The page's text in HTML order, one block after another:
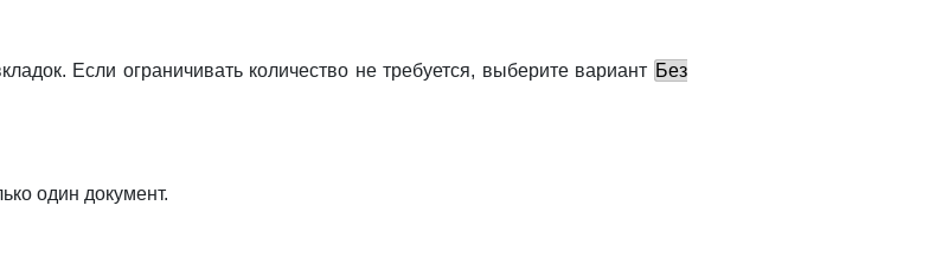
Если ограничивать количество не требуется, выберите вариант Без
один документ.